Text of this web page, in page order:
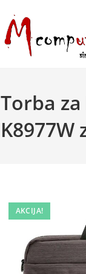
Torba
K8977W
AKCIJA!